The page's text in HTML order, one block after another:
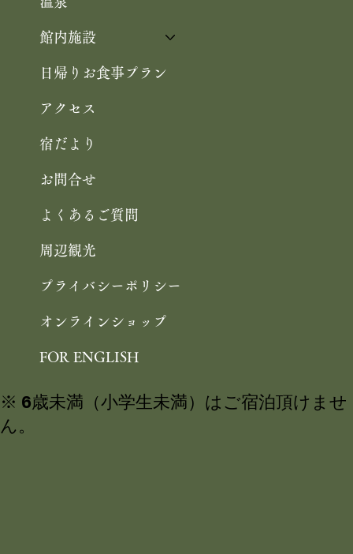
館内施設
日帰りお食事プラン
アクセス
宿だより
お問合せ
よくあるご質問
周辺観光
プライバシーポリシー
オンラインショップ
FOR ENGLISH
※ 6歳未満（小学生未満）はご宿泊頂けませ
ん。